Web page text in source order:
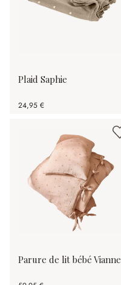
Plaid Saphie
24,95 €
Parure de lit bébé Vianne